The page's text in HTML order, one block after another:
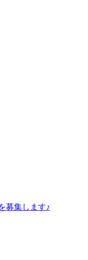
募集します♪